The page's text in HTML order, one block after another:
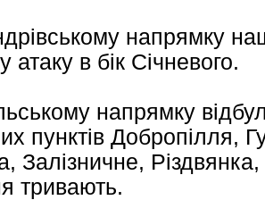
напрямку
атаку в бік Січневого.
напрямку
пунктів Добропілля,
Залізничне,
тривають.